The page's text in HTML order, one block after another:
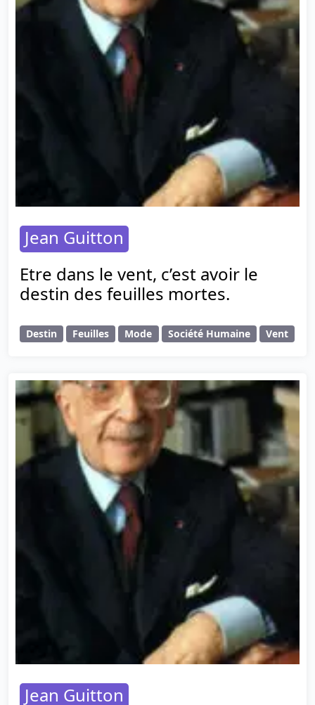
Jean Guitton
Etre dans le vent, c’est avoir le
destin des feuilles mortes.
Destin Feuilles Mode Société Humaine Vent
Jean Guitton